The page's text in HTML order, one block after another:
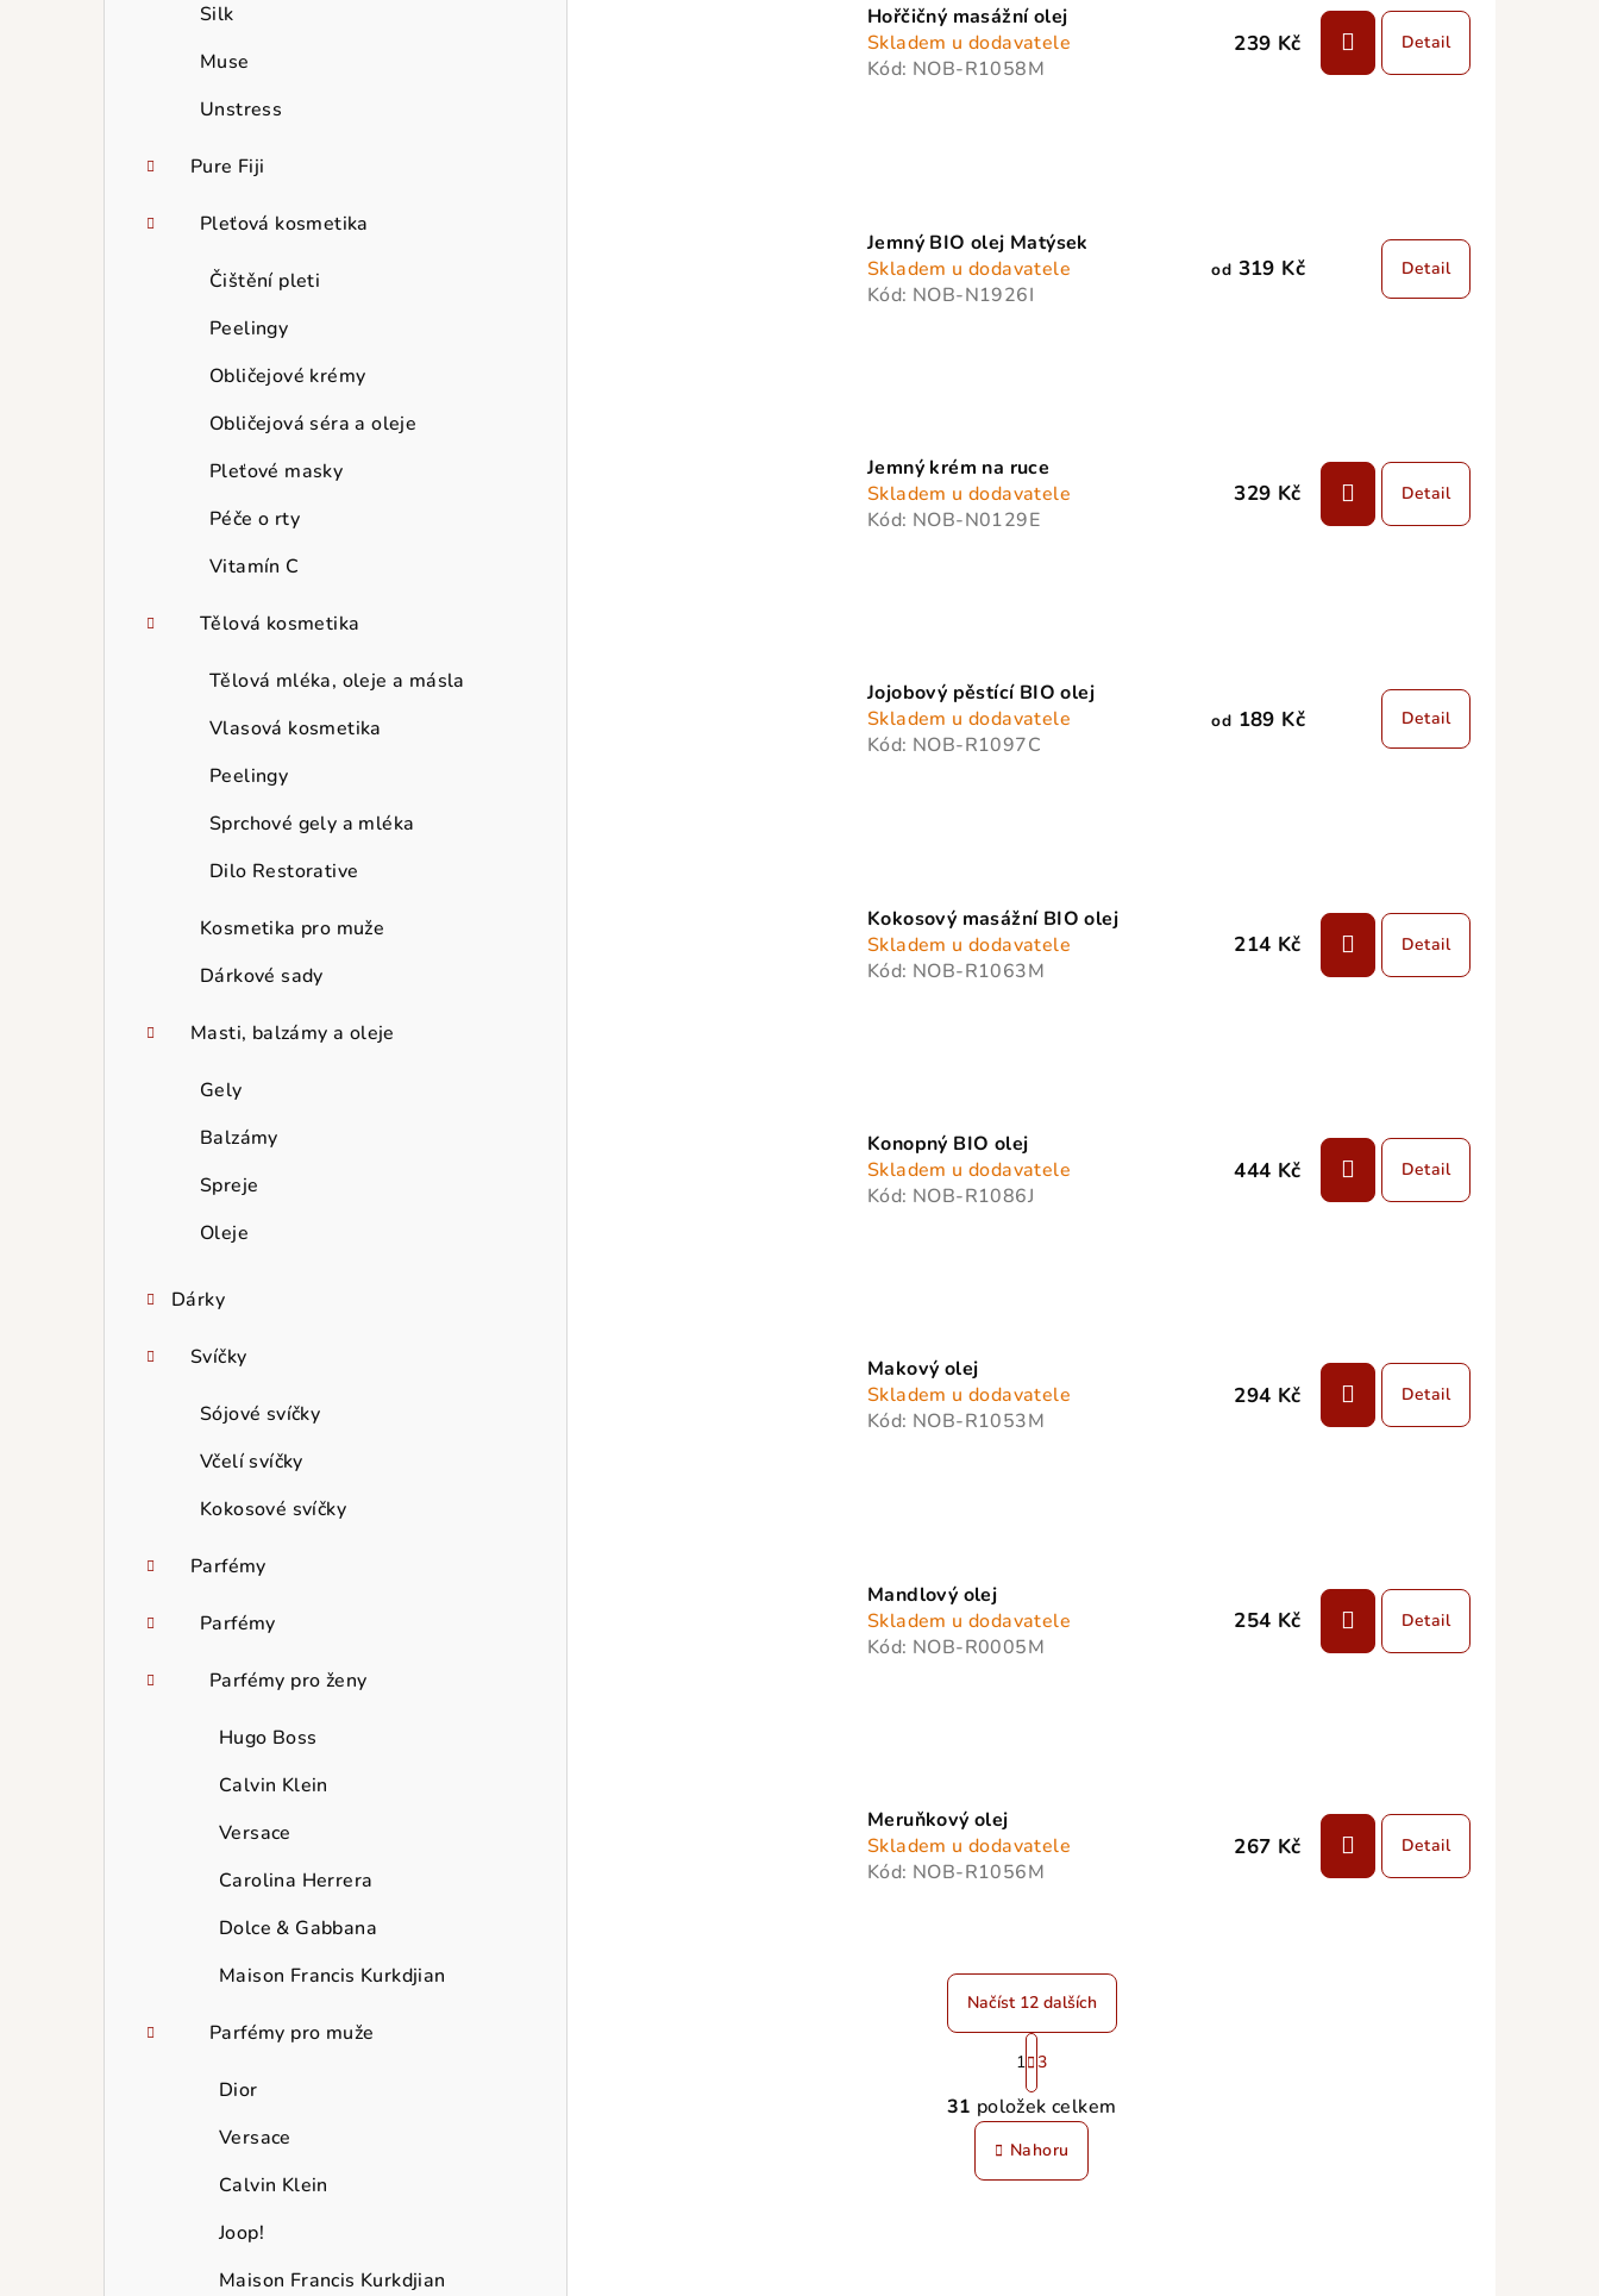
Silk
Muse
Unstress
Pure Fiji
Pleťová kosmetika
Čištění pleti
Peelingy
Obličejové krémy
Obličejová séra a oleje
Pleťové masky
Péče o rty
Vitamín C
Tělová kosmetika
Tělová mléka, oleje a másla
Vlasová kosmetika
Peelingy
Sprchové gely a mléka
Dilo Restorative
Kosmetika pro muže
Dárkové sady
Masti, balzámy a oleje
Gely
Balzámy
Spreje
Oleje
Dárky
Svíčky
Sójové svíčky
Včelí svíčky
Kokosové svíčky
Parfémy
Parfémy
Parfémy pro ženy
Hugo Boss
Calvin Klein
Versace
Carolina Herrera
Dolce & Gabbana
Maison Francis Kurkdjian
Parfémy pro muže
Dior
Versace
Calvin Klein
Joop!
Maison Francis Kurkdjian
Hořčičný masážní olej
Skladem u dodavatele
Kód: NOB-R1058M
239 Kč Detail
Jemný BIO olej Matýsek
Skladem u dodavatele
Kód: NOB-N1926I
od 319 Kč Detail
Jemný krém na ruce
Skladem u dodavatele
Kód: NOB-N0129E
329 Kč Detail
Jojobový pěstící BIO olej
Skladem u dodavatele
Kód: NOB-R1097C
od 189 Kč Detail
Kokosový masážní BIO olej
Skladem u dodavatele
Kód: NOB-R1063M
214 Kč Detail
Konopný BIO olej
Skladem u dodavatele
Kód: NOB-R1086J
444 Kč Detail
Makový olej
Skladem u dodavatele
Kód: NOB-R1053M
294 Kč Detail
Mandlový olej
Skladem u dodavatele
Kód: NOB-R0005M
254 Kč Detail
Meruňkový olej
Skladem u dodavatele
Kód: NOB-R1056M
267 Kč Detail
O
v
l
á
Načíst 12 dalších
S
t
r
á
n
k
1 3
31 položek celkem
Nahoru